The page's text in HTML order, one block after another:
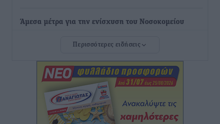
Άμεσα μέτρα για την ενίσχυση του Νοσοκομείου
ανακοίνωσε ο Άδωνις Γεωργιάδης
Iατρικός Σύλλογος Ροδου προς Α. Γεωργιάδη:
Στρατηγικές Προτάσεις για την Ενίσχυση της
Δημόσιας Υγείας στη Νησιωτική Ελλάδα και στα
Νοσοκομεία της Γ΄ Ζώνης
Περισσότερες ειδήσεις